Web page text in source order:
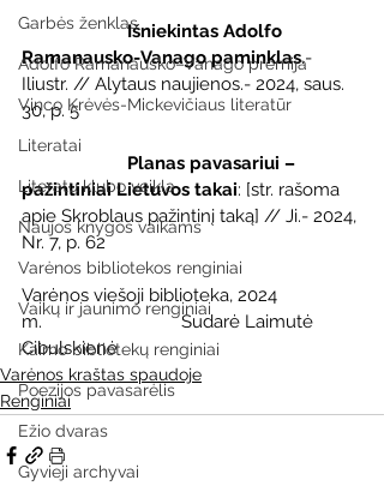
Garbės ženklas
Adolfo Ramanausko–Vanago premija
Vinco Krėvės-Mickevičiaus literatūr
Literatai
Literatų klubo veikla
Naujos knygos vaikams
Varėnos bibliotekos renginiai
Vaikų ir jaunimo renginiai
Kaimo bibliotekų renginiai
Poezijos pavasarėlis
Ežio dvaras
Gyvieji archyvai
Išniekintas Adolfo
Ramanausko-Vanago paminklas.-
Iliustr. // Alytaus naujienos.- 2024, saus.
30, p. 5
Planas pavasariui –
pažintiniai Lietuvos takai: [str. rašoma
apie Skroblaus pažintinį taką] // Ji.- 2024,
Nr. 7, p. 62
Varėnos viešoji biblioteka, 2024
m.                             Sudarė Laimutė
Cibulskienė
Varėnos kraštas spaudoje
Renginiai